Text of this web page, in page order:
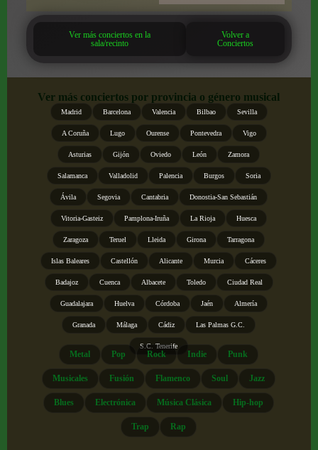
Ver más conciertos en la
sala/recinto
Volver a
Conciertos
Ver más conciertos por provincia o género musical
Madrid Barcelona Valencia Bilbao Sevilla
A Coruña Lugo Ourense Pontevedra Vigo
Asturias Gijón Oviedo León Zamora
Salamanca Valladolid Palencia Burgos Soria
Ávila Segovia Cantabria Donostia-San Sebastián
Vitoria-Gasteiz Pamplona-Iruña La Rioja Huesca
Zaragoza Teruel Lleida Girona Tarragona
Islas Baleares Castellón Alicante Murcia Cáceres
Badajoz Cuenca Albacete Toledo Ciudad Real
Guadalajara Huelva Córdoba Jaén Almería
Granada Málaga Cádiz Las Palmas G.C.
S.C. Tenerife
Metal Pop Rock Indie Punk
Musicales Fusión Flamenco Soul Jazz
Blues Electrónica Música Clásica Hip-hop
Trap Rap